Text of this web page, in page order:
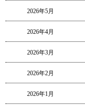
2026年5月
2026年4月
2026年3月
2026年2月
2026年1月